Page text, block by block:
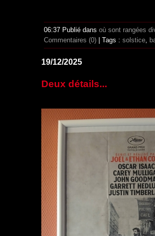
06:37 Publié dans où sont rangées
Commentaires (0) | Tags : solstice,
19/12/2025
Deux détails...